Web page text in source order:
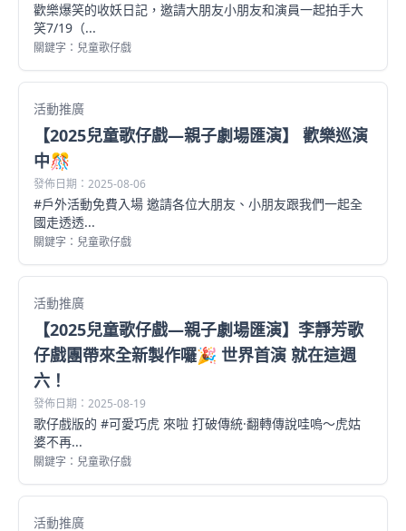
歡樂爆笑的收妖日記，邀請大朋友小朋友和演員一起拍手大
笑7/19（...
關鍵字：兒童歌仔戲
活動推廣
【2025兒童歌仔戲—親子劇場匯演】 歡樂巡演
中🎊
發佈日期：2025-08-06
#戶外活動免費入場 邀請各位大朋友、小朋友跟我們一起全
國走透透...
關鍵字：兒童歌仔戲
活動推廣
【2025兒童歌仔戲—親子劇場匯演】李靜芳歌
仔戲團帶來全新製作囉🎉 世界首演 就在這週
六！
發佈日期：2025-08-19
歌仔戲版的 #可愛巧虎 來啦 打破傳統·翻轉傳說哇嗚～虎姑
婆不再...
關鍵字：兒童歌仔戲
活動推廣